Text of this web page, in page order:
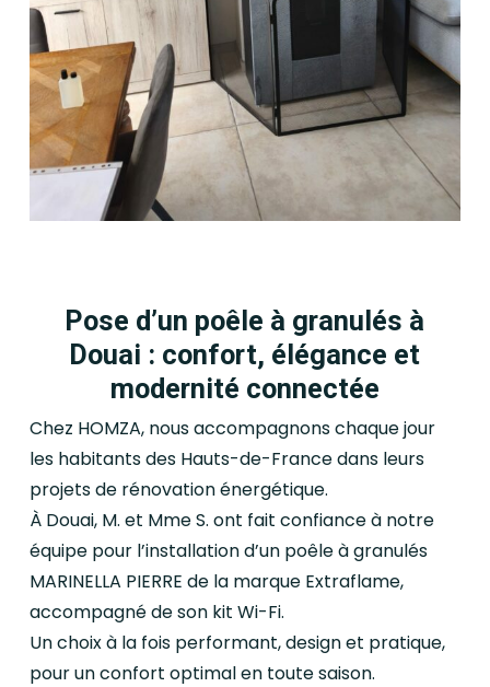
Pose d’un poêle à granulés à
Douai : confort, élégance et
modernité connectée
Chez HOMZA, nous accompagnons chaque jour
les habitants des Hauts-de-France dans leurs
projets de rénovation énergétique.
À Douai, M. et Mme S. ont fait confiance à notre
équipe pour l’installation d’un poêle à granulés
MARINELLA PIERRE de la marque Extraflame,
accompagné de son kit Wi-Fi.
Un choix à la fois performant, design et pratique,
pour un confort optimal en toute saison.